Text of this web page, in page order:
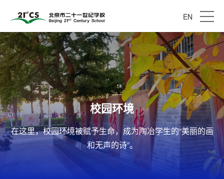
EN
校园环境
在这里，校园环境被赋予生命，成为陶冶学生的“美丽的画
和无声的诗”。
校园环境
在这里，校园环境被赋予生命，成为陶冶学生的“美丽的画
和无声的诗”。